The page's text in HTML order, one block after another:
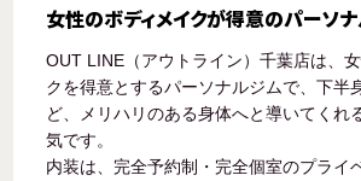
女性のボディメイクが得意のパーソ
OUT LINE（アウトライン）千葉店は、
クを得意とするパーソナルジムで、下半
ど、メリハリのある身体へと導いてくれ
気です。
内装は、完全予約制・完全個室のプライ